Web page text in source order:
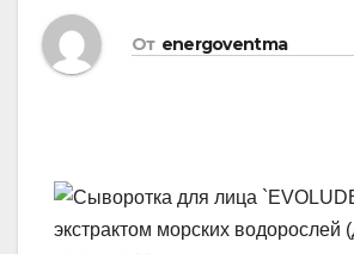
От energoventma